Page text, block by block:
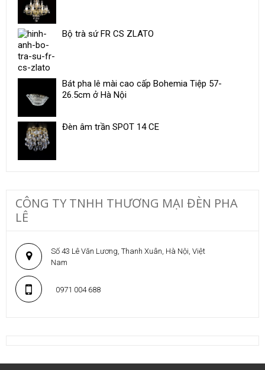
Bộ trà sứ ​FR CS ZLATO
Bát pha lê mài cao cấp Bohemia Tiệp 57-
26.5cm ở Hà Nội
Đèn âm trần SPOT 14 CE
CÔNG TY TNHH THƯƠNG MẠI ĐÈN PHA
LÊ
Số 43 Lê Văn Lương, Thanh Xuân, Hà Nội, Việt
Nam
0971 004 688